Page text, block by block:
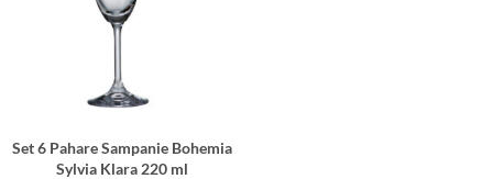
Set 6 Pahare Sampanie Bohemia
Sylvia Klara 220 ml